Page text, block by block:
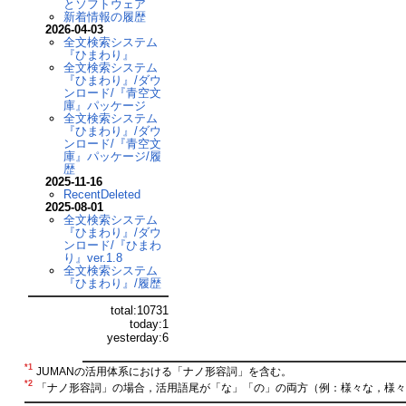
とソフトウェア
新着情報の履歴
2026-04-03
全文検索システム
『ひまわり』
全文検索システム
『ひまわり』/ダウ
ンロード/『青空文
庫』パッケージ
全文検索システム
『ひまわり』/ダウ
ンロード/『青空文
庫』パッケージ/履
歴
2025-11-16
RecentDeleted
2025-08-01
全文検索システム
『ひまわり』/ダウ
ンロード/『ひまわ
り』ver.1.8
全文検索システム
『ひまわり』/履歴
total:10731
today:1
yesterday:6
*1 JUMANの活用体系における「ナノ形容詞」を含む。
*2 「ナノ形容詞」の場合，活用語尾が「な」「の」の両方（例：様々な，様